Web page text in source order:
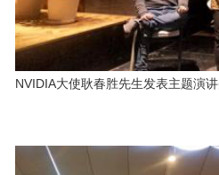
NVIDIA大使耿春胜先生发表主题演